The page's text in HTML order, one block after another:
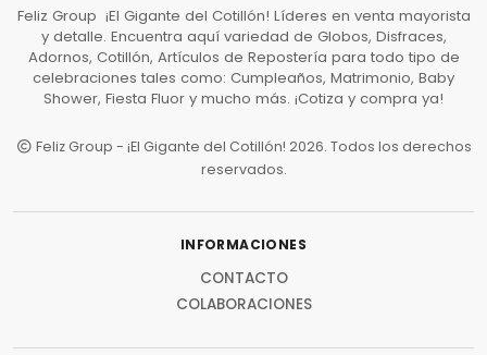
Feliz Group ¡El Gigante del Cotillón! Líderes en venta mayorista
y detalle. Encuentra aquí variedad de Globos, Disfraces,
Adornos, Cotillón, Artículos de Repostería para todo tipo de
celebraciones tales como: Cumpleaños, Matrimonio, Baby
Shower, Fiesta Fluor y mucho más. ¡Cotiza y compra ya!
Feliz Group - ¡El Gigante del Cotillón! 2026. Todos los derechos
reservados.
INFORMACIONES
CONTACTO
COLABORACIONES